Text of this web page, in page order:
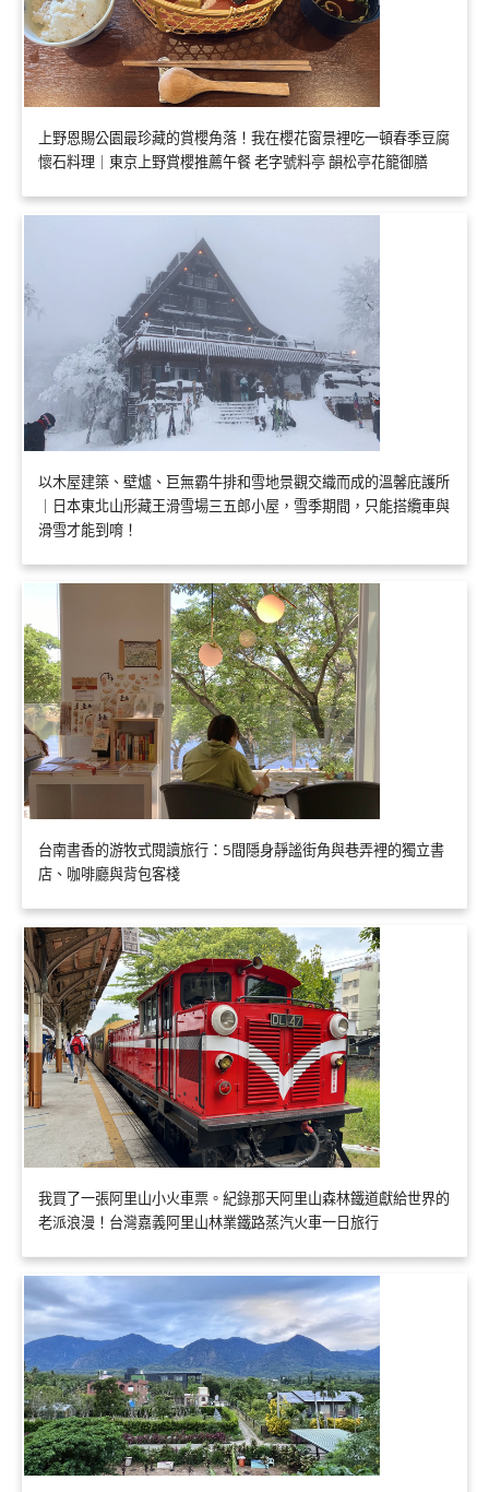
上野恩賜公園最珍藏的賞櫻角落！我在櫻花窗景裡吃一頓春季豆腐
懷石料理｜東京上野賞櫻推薦午餐 老字號料亭 韻松亭花籠御膳
以木屋建築、壁爐、巨無霸牛排和雪地景觀交織而成的溫馨庇護所
｜日本東北山形藏王滑雪場三五郎小屋，雪季期間，只能搭纜車與
滑雪才能到唷！
台南書香的游牧式閱讀旅行：5間隱身靜謐街角與巷弄裡的獨立書
店、咖啡廳與背包客棧
我買了一張阿里山小火車票。紀錄那天阿里山森林鐵道獻給世界的
老派浪漫！台灣嘉義阿里山林業鐵路蒸汽火車一日旅行